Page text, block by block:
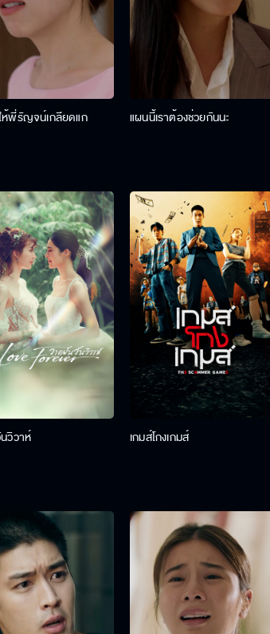
ห้พี่รัญจน์เกลียดแก แผนนี้เราต้องช่วยกันนะ
วิวาห์ เกมส์โกงเกมส์